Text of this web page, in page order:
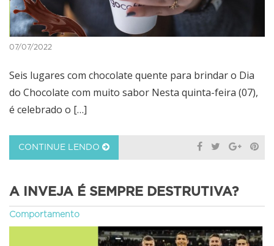
07/07/2022
Seis lugares com chocolate quente para brindar o Dia
do Chocolate com muito sabor Nesta quinta-feira (07),
é celebrado o […]
CONTINUE LENDO
A INVEJA É SEMPRE DESTRUTIVA?
Comportamento